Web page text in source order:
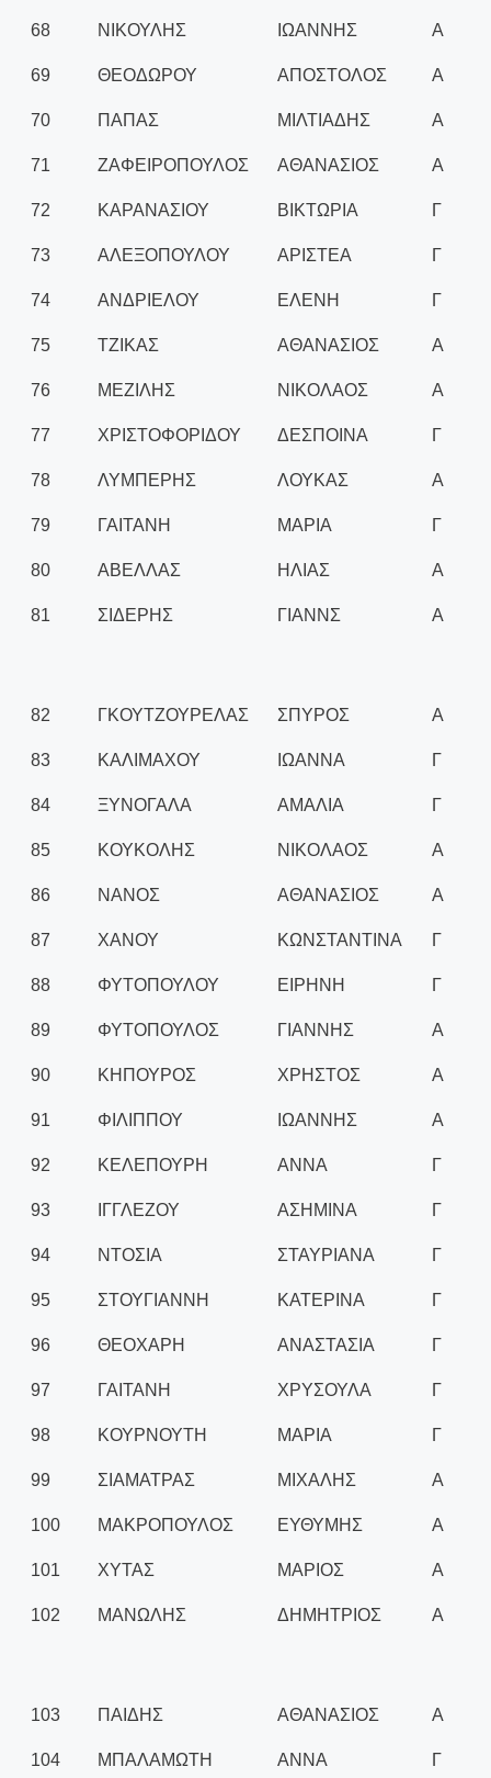
68 ΝΙΚΟΥΛΗΣ ΙΩΑΝΝΗΣ Α
69 ΘΕΟΔΩΡΟΥ ΑΠΟΣΤΟΛΟΣ Α
70 ΠΑΠΑΣ ΜΙΛΤΙΑΔΗΣ Α
71 ΖΑΦΕΙΡΟΠΟΥΛΟΣ ΑΘΑΝΑΣΙΟΣ Α
72 ΚΑΡΑΝΑΣΙΟΥ ΒΙΚΤΩΡΙΑ Γ
73 ΑΛΕΞΟΠΟΥΛΟΥ ΑΡΙΣΤΕΑ Γ
74 ΑΝΔΡΙΕΛΟΥ ΕΛΕΝΗ Γ
75 ΤΖΙΚΑΣ ΑΘΑΝΑΣΙΟΣ Α
76 ΜΕΖΙΛΗΣ ΝΙΚΟΛΑΟΣ Α
77 ΧΡΙΣΤΟΦΟΡΙΔΟΥ ΔΕΣΠΟΙΝΑ Γ
78 ΛΥΜΠΕΡΗΣ ΛΟΥΚΑΣ Α
79 ΓΑΙΤΑΝΗ ΜΑΡΙΑ Γ
80 ΑΒΕΛΛΑΣ ΗΛΙΑΣ Α
81 ΣΙΔΕΡΗΣ ΓΙΑΝΝΣ Α
82 ΓΚΟΥΤΖΟΥΡΕΛΑΣ ΣΠΥΡΟΣ Α
83 ΚΑΛΙΜΑΧΟΥ ΙΩΑΝΝΑ Γ
84 ΞΥΝΟΓΑΛΑ ΑΜΑΛΙΑ Γ
85 ΚΟΥΚΟΛΗΣ ΝΙΚΟΛΑΟΣ Α
86 ΝΑΝΟΣ ΑΘΑΝΑΣΙΟΣ Α
87 ΧΑΝΟΥ ΚΩΝΣΤΑΝΤΙΝΑ Γ
88 ΦΥΤΟΠΟΥΛΟΥ ΕΙΡΗΝΗ Γ
89 ΦΥΤΟΠΟΥΛΟΣ ΓΙΑΝΝΗΣ Α
90 ΚΗΠΟΥΡΟΣ ΧΡΗΣΤΟΣ Α
91 ΦΙΛΙΠΠΟΥ ΙΩΑΝΝΗΣ Α
92 ΚΕΛΕΠΟΥΡΗ ΑΝΝΑ Γ
93 ΙΓΓΛΕΖΟΥ ΑΣΗΜΙΝΑ Γ
94 ΝΤΟΣΙΑ ΣΤΑΥΡΙΑΝΑ Γ
95 ΣΤΟΥΓΙΑΝΝΗ ΚΑΤΕΡΙΝΑ Γ
96 ΘΕΟΧΑΡΗ ΑΝΑΣΤΑΣΙΑ Γ
97 ΓΑΙΤΑΝΗ ΧΡΥΣΟΥΛΑ Γ
98 ΚΟΥΡΝΟΥΤΗ ΜΑΡΙΑ Γ
99 ΣΙΑΜΑΤΡΑΣ ΜΙΧΑΛΗΣ Α
100 ΜΑΚΡΟΠΟΥΛΟΣ ΕΥΘΥΜΗΣ Α
101 ΧΥΤΑΣ ΜΑΡΙΟΣ Α
102 ΜΑΝΩΛΗΣ ΔΗΜΗΤΡΙΟΣ Α
103 ΠΑΙΔΗΣ ΑΘΑΝΑΣΙΟΣ Α
104 ΜΠΑΛΑΜΩΤΗ ΑΝΝΑ Γ